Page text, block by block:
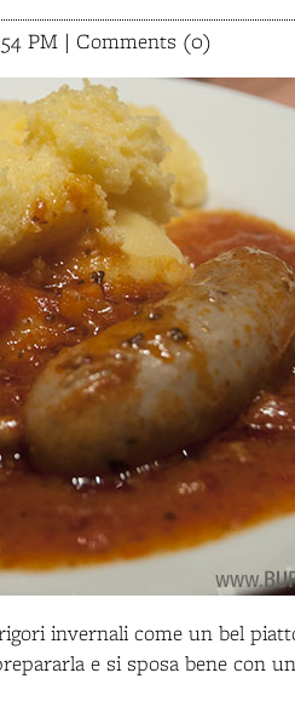
PM | Comments (0)
invernali come un bel
e si sposa bene con